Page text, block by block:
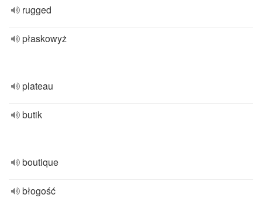
rugged
płaskowyż
plateau
butik
boutique
błogość